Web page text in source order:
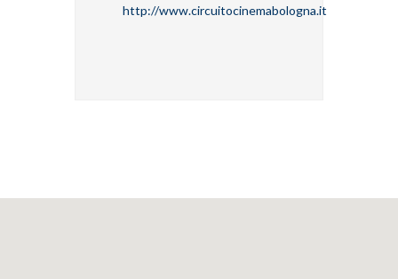
http://www.circuitocinemabologna.it